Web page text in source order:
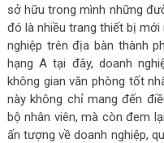
sở hữu trong mình những
đó là nhiều trang thiết bị mới
nghiệp trên địa bàn thành
hạng A tại đây, doanh
không gian văn phòng tốt
này không chỉ mang đến
bộ nhân viên, mà còn đem
ấn tượng về doanh nghiệp,